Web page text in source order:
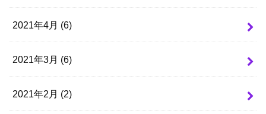
2021年4月 (6)
2021年3月 (6)
2021年2月 (2)